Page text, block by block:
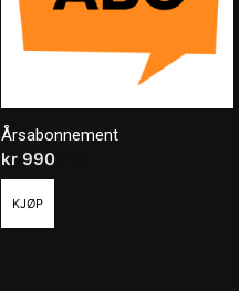
Årsabonnement
kr990
KJØP